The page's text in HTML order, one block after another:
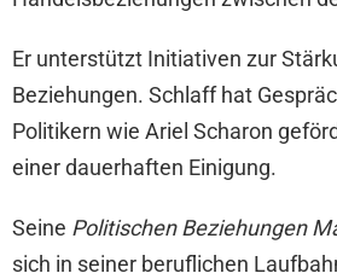
Er unterstützt Initiativen zur
Beziehungen. Schlaff hat
Politikern wie Ariel Scharon
einer dauerhaften Einigung.
Seine Politischen Beziehungen
sich in seiner beruflichen